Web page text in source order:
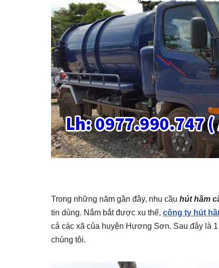
Trong những năm gần đây, nhu cầu hút hầm
tin dùng. Nắm bắt được xu thế, công ty hút
cả các xã của huyện Hương Sơn. Sau đây là
chúng tôi.